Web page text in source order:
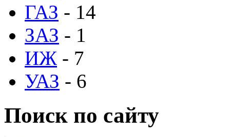
ГАЗ - 14
ЗАЗ - 1
ИЖ - 7
УАЗ - 6
Поиск по сайту